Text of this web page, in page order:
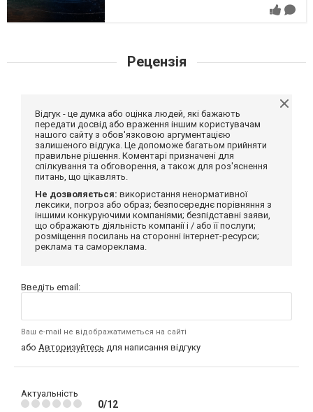
Рецензія
Відгук - це думка або оцінка людей, які бажають
передати досвід або враження іншим користувачам
нашого сайту з обов'язковою аргументацією
залишеного відгука. Це допоможе багатьом прийняти
правильне рішення. Коментарі призначені для
спілкування та обговорення, а також для роз'яснення
питань, що цікавлять.
Не дозволяється: використання ненормативної
лексики, погроз або образ; безпосереднє порівняння з
іншими конкуруючими компаніями; безпідставні заяви,
що ображають діяльність компанії і / або її послуги;
розміщення посилань на сторонні інтернет-ресурси;
реклама та самореклама.
Введіть email:
Ваш e-mail не відображатиметься на сайті
або Авторизуйтесь для написання відгуку
Актуальність
0/12